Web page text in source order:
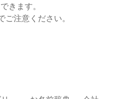
きます。
注意ください。